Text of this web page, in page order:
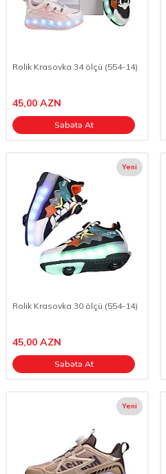
Rolik Krasovka 34 ölçü (554-14)
45,00 AZN
Səbətə At
Yeni
Rolik Krasovka 30 ölçü (554-14)
45,00 AZN
Səbətə At
Yeni